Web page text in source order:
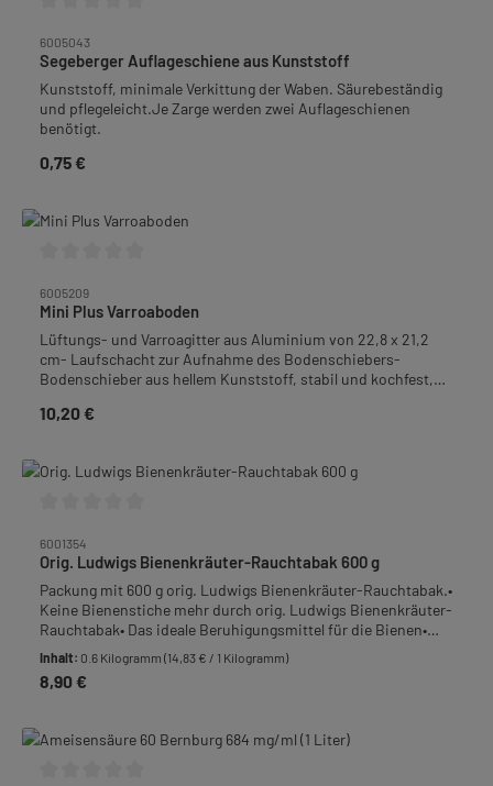
6005043
Segeberger Auflageschiene aus Kunststoff
Kunststoff, minimale Verkittung der Waben. Säurebeständig
und pflegeleicht.Je Zarge werden zwei Auflageschienen
benötigt.
Regulärer Preis:
0,75 €
6005209
Mini Plus Varroaboden
Lüftungs- und Varroagitter aus Aluminium von 22,8 x 21,2
cm- Laufschacht zur Aufnahme des Bodenschiebers-
Bodenschieber aus hellem Kunststoff, stabil und kochfest,
GriffmuldenAußenmaß: 30 x 30 cm, Höhe 6,5 cm
Regulärer Preis:
10,20 €
6001354
Orig. Ludwigs Bienenkräuter-Rauchtabak 600 g
Packung mit 600 g orig. Ludwigs Bienenkräuter-Rauchtabak.•
Keine Bienenstiche mehr durch orig. Ludwigs Bienenkräuter-
Rauchtabak• Das ideale Beruhigungsmittel für die Bienen•
NEUE Verpackung: Jetzt in hochwertigen
Papierbodenbeuteln• Geringer Staub und
KleinstteileZusammensetzung: 90 % Kräuteranteil, 10 %
Inhalt: 0.6 Kilogramm (14,83 € / 1 Kilogramm)
Regulärer Preis:
8,90 €